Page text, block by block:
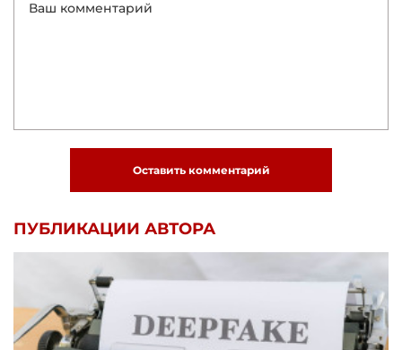
Оставить комментарий
ПУБЛИКАЦИИ АВТОРА